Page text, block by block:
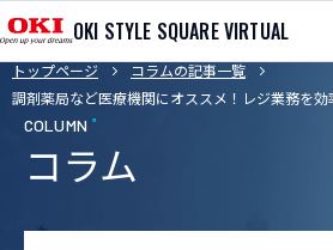
OKI STYLE SQUARE VIRTUAL
TOP
記事カテゴリ
トップページ
コラムの記事一覧
調剤薬局など医療機関にオススメ！レジ業務を
COLUMN
コラム